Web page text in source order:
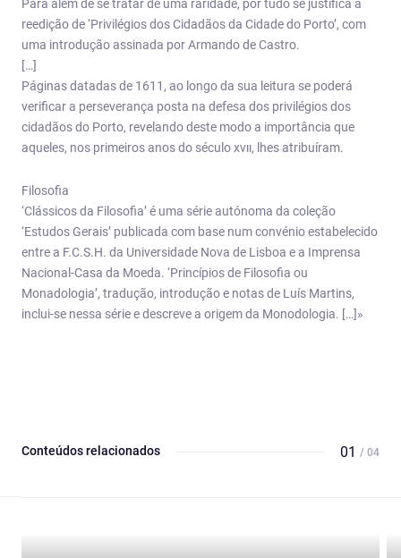
Para além de se tratar de uma raridade, por tudo se justifica a
reedição de ‘Privilégios dos Cidadãos da Cidade do Porto’, com
uma introdução assinada por Armando de Castro.
[…]
Páginas datadas de 1611, ao longo da sua leitura se poderá
verificar a perseverança posta na defesa dos privilégios dos
cidadãos do Porto, revelando deste modo a importância que
aqueles, nos primeiros anos do século xvıı, lhes atribuíram.
Filosofia
‘Clássicos da Filosofia’ é uma série autónoma da coleção
‘Estudos Gerais’ publicada com base num convénio estabelecido
entre a F.C.S.H. da Universidade Nova de Lisboa e a Imprensa
Nacional-Casa da Moeda. ‘Princípios de Filosofia ou
Monadologia’, tradução, introdução e notas de Luís Martins,
inclui-se nessa série e descreve a origem da Monodologia. […]»
Conteúdos relacionados 01 / 04